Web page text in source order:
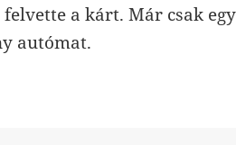
a kárt. Már csak
autómat.